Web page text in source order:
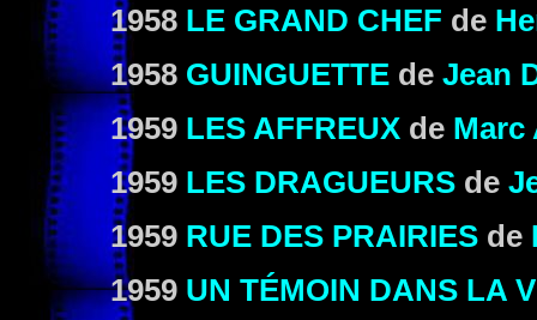
1958 LE GRAND CHEF de
1958 GUINGUETTE de Jean
1959 LES AFFREUX de Marc
1959 LES DRAGUEURS de
1959 RUE DES PRAIRIES de
1959 UN TÉMOIN DANS LA